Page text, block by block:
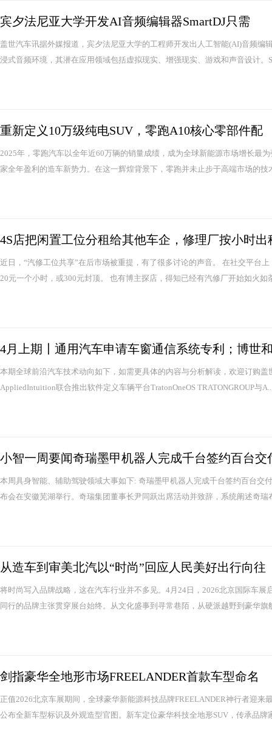
宾夕法尼亚大学开发AI音频编辑器SmartDJ只需
盖世汽车讯据外媒报道，宾夕法尼亚大学的工程师开发出人工智能(AI)音频编
浸式音频环境，其潜在应用领域包括虚拟现实、增强现实、游戏和声音设计。
重新定义10万级纯电SUV，零跑A10核心零部件配
2025年，零跑汽车以全年近60万辆的销量成绩，成为全球新能源市场增长最
家全年盈利的造车新势力。在这一辉煌背景下，零跑并未止步于高端市场的
4S店把闲置工位分租给其他车企，修理厂按小时出
近日，“汽修工位共享”在后市场被重提，有了很多讨论的声音。 在社交平台
20元一个小时，或300元封顶。 也有博主探店，得知已经有汽修厂开始如火如
4月上期〡通用汽车申请车窗通信系统专利；博世
本期全球前沿汽车技术动向如下，如需更具体的内容与分析解读，欢迎订购
AppliedIntuition联合推出软件定义车辆平台TratonOneOS TRATONGROUP与
小智一周要闻奇瑞墨甲机器人完成千台签约百台交
本周具身智能、辅助驾驶领域大事如下: 奇瑞墨甲机器人完成千台签约百台交
布会在安徽芜湖举行。奇瑞集团董事长尹同跃出席活动并致辞，系统阐述奇
从造车到审美北汽以“时尚”回应人民美好出行向往
将时尚写入品牌战略，这在汽车行业并不多见。4月24日，2026北京国际车
同行的品牌主张贯穿展台始终。从文化盛事到寻常巷陌，从硬派越野到豪华旗
剑指豪华全地形市场FREELANDER首款车型命名
正值2026北京车展期间，全球豪华新能源科技品牌FREELANDER神行者迎来
公布全新车型标识及外观造型官图。新车定位豪华科技全地形SUV，传承品牌